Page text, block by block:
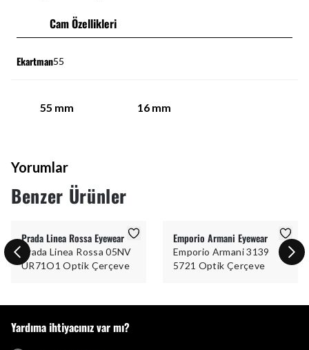
Cam Özellikleri
Ekartman55
55 mm 16 mm
Yorumlar
Benzer Ürünler
Prada Linea Rossa Eyewear
Prada Linea Rossa 05NV
UR71O1 Optik Çerçeve
Emporio Armani Eyewear
Emporio Armani 3139
5721 Optik Çerçeve
Yardıma ihtiyacınız var mı?